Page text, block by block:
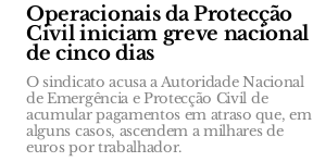
Operacionais da Protecção
Civil iniciam greve nacional
de cinco dias
O sindicato acusa a Autoridade Nacional
de Emergência e Protecção Civil de
acumular pagamentos em atraso que, em
alguns casos, ascendem a milhares de
euros por trabalhador.